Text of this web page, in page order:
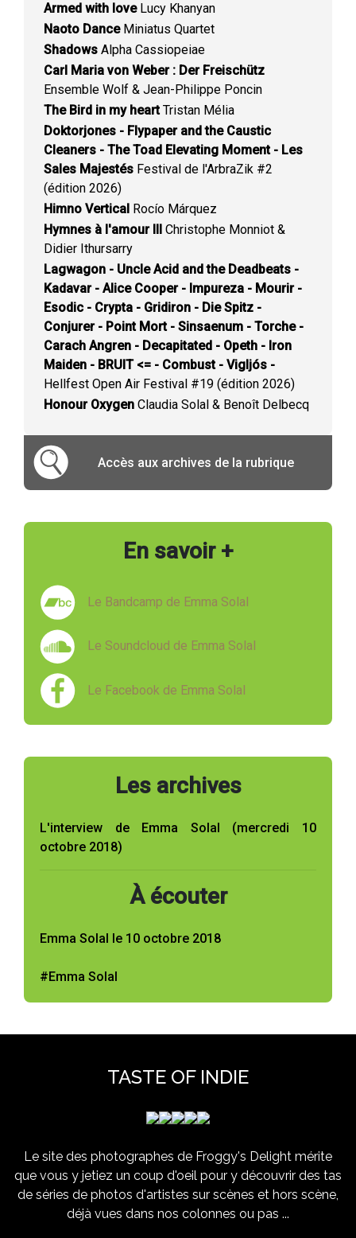
Armed with loveLucy Khanyan
Naoto DanceMiniatus Quartet
Shadows Alpha Cassiopeiae
Carl Maria von Weber : Der Freischütz
Ensemble Wolf & Jean-Philippe Poncin
The Bird in my heartTristan Mélia
Doktorjones - Flypaper and the Caustic
Cleaners - The Toad Elevating Moment - Les
Sales Majestés Festival de l'ArbraZik #2
(édition 2026)
Himno Vertical Rocío Márquez
Hymnes à l'amour III Christophe Monniot &
Didier Ithursarry
Lagwagon - Uncle Acid and the Deadbeats -
Kadavar - Alice Cooper - Impureza - Mourir -
Esodic - Crypta - Gridiron - Die Spitz -
Conjurer - Point Mort - Sinsaenum - Torche -
Carach Angren - Decapitated - Opeth - Iron
Maiden - BRUIT <= - Combust - Vigljós -
Hellfest Open Air Festival #19 (édition 2026)
Honour Oxygen Claudia Solal & Benoît Delbecq
Accès aux archives de la rubrique
En savoir +
Le Bandcamp de Emma Solal
Le Soundcloud de Emma Solal
Le Facebook de Emma Solal
Les archives
L'interview de Emma Solal (mercredi 10
octobre 2018)
À écouter
Emma Solal le 10 octobre 2018
#Emma Solal
TASTE OF INDIE
Le site des photographes de Froggy's Delight mérite
que vous y jetiez un coup d'oeil pour y découvrir des tas
de séries de photos d'artistes sur scènes et hors scène,
déjà vues dans nos colonnes ou pas ...